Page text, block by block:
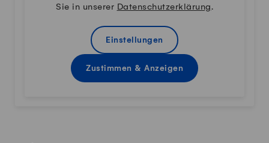
Sie in unserer Datenschutzerklärung.
Einstellungen
Zustimmen & Anzeigen